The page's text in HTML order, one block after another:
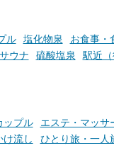
ル 塩化物泉 お食事・
サウナ 硫酸塩泉
駅近（
ップル
エステ・マッサ
け流し ひとり旅・一人